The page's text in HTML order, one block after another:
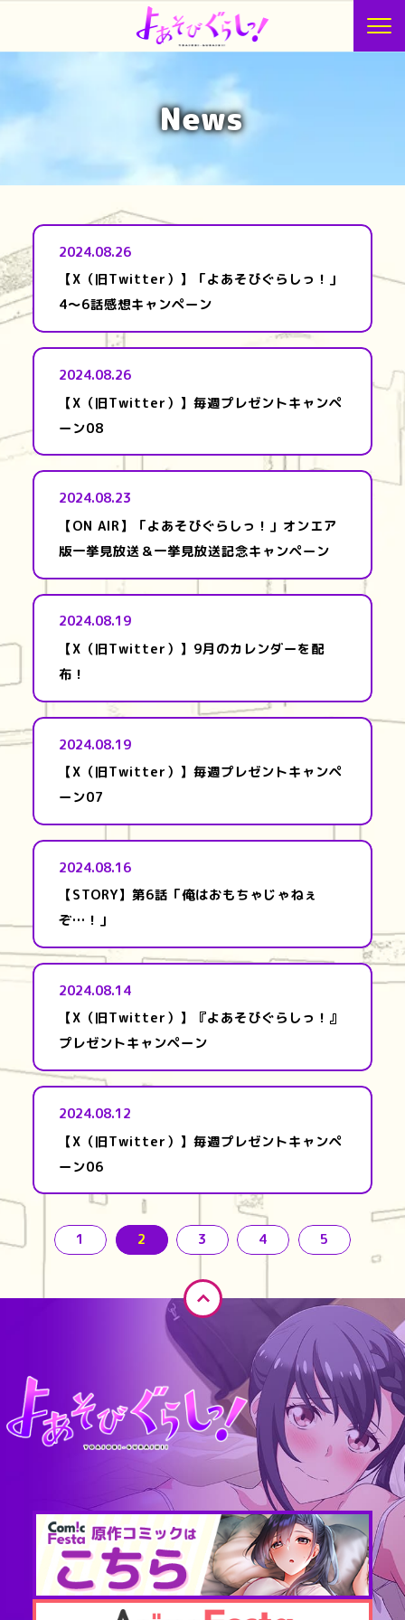
News
2024.08.26
【X（旧Twitter）】「よあそびぐらしっ！」
4～6話感想キャンペーン
2024.08.26
【X（旧Twitter）】毎週プレゼントキャンペ
ーン08
2024.08.23
【ON AIR】「よあそびぐらしっ！」オンエア
版一挙見放送＆一挙見放送記念キャンペーン
2024.08.19
【X（旧Twitter）】9月のカレンダーを配
布！
2024.08.19
【X（旧Twitter）】毎週プレゼントキャンペ
ーン07
2024.08.16
【STORY】第6話「俺はおもちゃじゃねぇ
ぞ…！」
2024.08.14
【X（旧Twitter）】『よあそびぐらしっ！』
プレゼントキャンペーン
2024.08.12
【X（旧Twitter）】毎週プレゼントキャンペ
ーン06
1 2 3 4 5
ペ
T
O
P
へ